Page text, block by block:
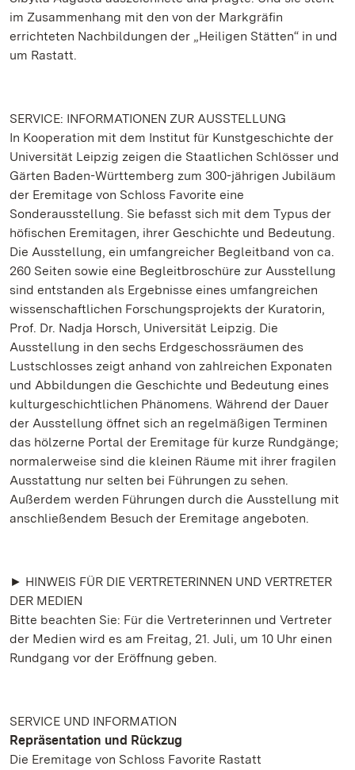
im Zusammenhang mit den von der Markgräfin
errichteten Nachbildungen der „Heiligen Stätten“ in und
um Rastatt.
SERVICE: INFORMATIONEN ZUR AUSSTELLUNG
In Kooperation mit dem Institut für Kunstgeschichte der
Universität Leipzig zeigen die Staatlichen Schlösser und
Gärten Baden-Württemberg zum 300-jährigen Jubiläum
der Eremitage von Schloss Favorite eine
Sonderausstellung. Sie befasst sich mit dem Typus der
höfischen Eremitagen, ihrer Geschichte und Bedeutung.
Die Ausstellung, ein umfangreicher Begleitband von ca.
260 Seiten sowie eine Begleitbroschüre zur Ausstellung
sind entstanden als Ergebnisse eines umfangreichen
wissenschaftlichen Forschungsprojekts der Kuratorin,
Prof. Dr. Nadja Horsch, Universität Leipzig. Die
Ausstellung in den sechs Erdgeschossräumen des
Lustschlosses zeigt anhand von zahlreichen Exponaten
und Abbildungen die Geschichte und Bedeutung eines
kulturgeschichtlichen Phänomens. Während der Dauer
der Ausstellung öffnet sich an regelmäßigen Terminen
das hölzerne Portal der Eremitage für kurze Rundgänge;
normalerweise sind die kleinen Räume mit ihrer fragilen
Ausstattung nur selten bei Führungen zu sehen.
Außerdem werden Führungen durch die Ausstellung mit
anschließendem Besuch der Eremitage angeboten.
► HINWEIS FÜR DIE VERTRETERINNEN UND VERTRETER
DER MEDIEN
Bitte beachten Sie: Für die Vertreterinnen und Vertreter
der Medien wird es am Freitag, 21. Juli, um 10 Uhr einen
Rundgang vor der Eröffnung geben.
SERVICE UND INFORMATION
Repräsentation und Rückzug
Die Eremitage von Schloss Favorite Rastatt